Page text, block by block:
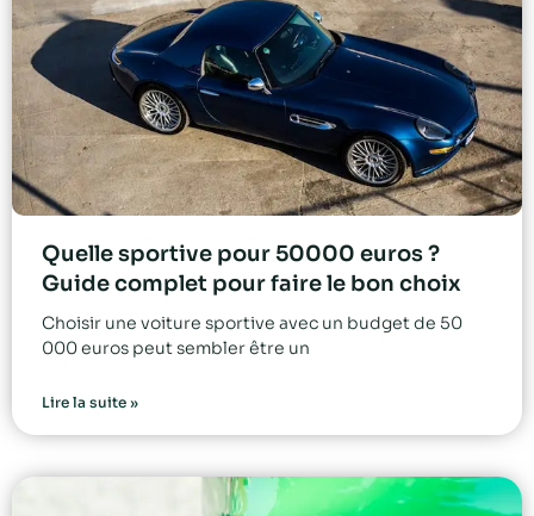
Quelle sportive pour 50000 euros ?
Guide complet pour faire le bon choix
Choisir une voiture sportive avec un budget de 50
000 euros peut sembler être un
Lire la suite »